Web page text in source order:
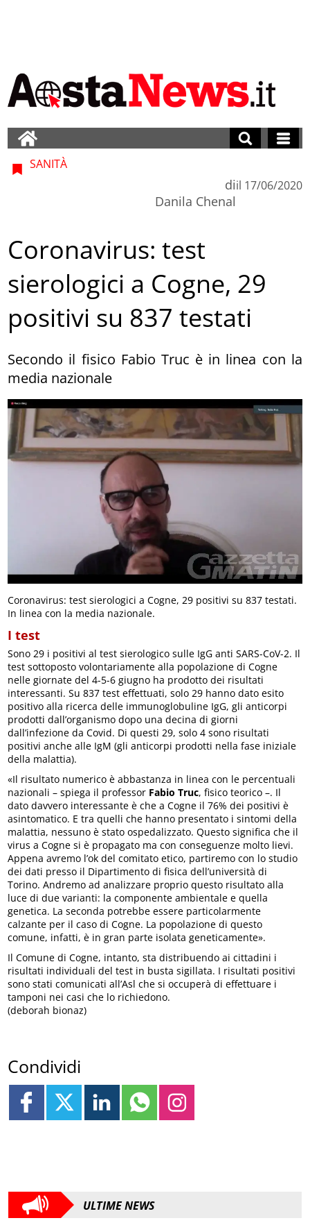
SANITÀ
di
Danila Chenal
il 17/06/2020
Coronavirus: test
sierologici a Cogne, 29
positivi su 837 testati
Secondo il fisico Fabio Truc è in linea con la
media nazionale
Coronavirus: test sierologici a Cogne, 29 positivi su 837 testati.
In linea con la media nazionale.
I test
Sono 29 i positivi al test sierologico sulle IgG anti SARS-CoV-2. Il
test sottoposto volontariamente alla popolazione di Cogne
nelle giornate del 4-5-6 giugno ha prodotto dei risultati
interessanti. Su 837 test effettuati, solo 29 hanno dato esito
positivo alla ricerca delle immunoglobuline IgG, gli anticorpi
prodotti dall’organismo dopo una decina di giorni
dall’infezione da Covid. Di questi 29, solo 4 sono risultati
positivi anche alle IgM (gli anticorpi prodotti nella fase iniziale
della malattia).
«Il risultato numerico è abbastanza in linea con le percentuali
nazionali – spiega il professor Fabio Truc, fisico teorico –. Il
dato davvero interessante è che a Cogne il 76% dei positivi è
asintomatico. E tra quelli che hanno presentato i sintomi della
malattia, nessuno è stato ospedalizzato. Questo significa che il
virus a Cogne si è propagato ma con conseguenze molto lievi.
Appena avremo l’ok del comitato etico, partiremo con lo studio
dei dati presso il Dipartimento di fisica dell’università di
Torino. Andremo ad analizzare proprio questo risultato alla
luce di due varianti: la componente ambientale e quella
genetica. La seconda potrebbe essere particolarmente
calzante per il caso di Cogne. La popolazione di questo
comune, infatti, è in gran parte isolata geneticamente».
Il Comune di Cogne, intanto, sta distribuendo ai cittadini i
risultati individuali del test in busta sigillata. I risultati positivi
sono stati comunicati all’Asl che si occuperà di effettuare i
tamponi nei casi che lo richiedono.
(deborah bionaz)
Condividi
ULTIME NEWS